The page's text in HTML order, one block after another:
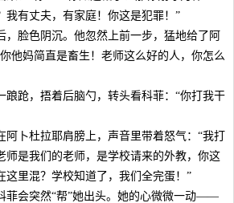
有丈夫，有家庭！你这是犯罪！”
，脸色阴沉。他忽然上前一步，猛地给了阿
他妈简直是畜生！老师这么好的人，你怎么
踉跄，捂着后脑勺，转头看科菲：“你打我干
卜杜拉耶肩膀上，声音里带着怒气：“我打
师是我们的老师，是学校请来的外教，你这
这里混？学校知道了，我们全完蛋！”
菲会突然“帮”她出头。她的心微微一动——